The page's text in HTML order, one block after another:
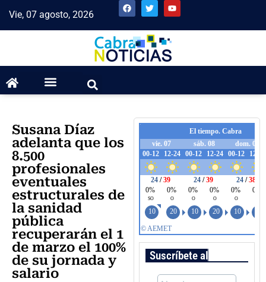
Vie, 07 agosto, 2026
Susana Díaz
adelanta que los
8.500
profesionales
eventuales
estructurales de
la sanidad
pública
recuperarán el 1
de marzo el 100%
de su jornada y
salario
Suscríbete al boletín